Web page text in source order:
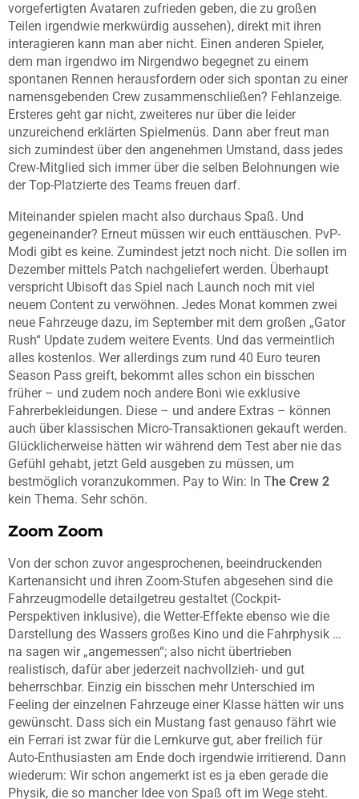
vorgefertigten Avataren zufrieden geben, die zu großen
Teilen irgendwie merkwürdig aussehen), direkt mit ihren
interagieren kann man aber nicht. Einen anderen Spieler,
dem man irgendwo im Nirgendwo begegnet zu einem
spontanen Rennen herausfordern oder sich spontan zu einer
namensgebenden Crew zusammenschließen? Fehlanzeige.
Ersteres geht gar nicht, zweiteres nur über die leider
unzureichend erklärten Spielmenüs. Dann aber freut man
sich zumindest über den angenehmen Umstand, dass jedes
Crew-Mitglied sich immer über die selben Belohnungen wie
der Top-Platzierte des Teams freuen darf.
Miteinander spielen macht also durchaus Spaß. Und
gegeneinander? Erneut müssen wir euch enttäuschen. PvP-
Modi gibt es keine. Zumindest jetzt noch nicht. Die sollen im
Dezember mittels Patch nachgeliefert werden. Überhaupt
verspricht Ubisoft das Spiel nach Launch noch mit viel
neuem Content zu verwöhnen. Jedes Monat kommen zwei
neue Fahrzeuge dazu, im September mit dem großen „Gator
Rush“ Update zudem weitere Events. Und das vermeintlich
alles kostenlos. Wer allerdings zum rund 40 Euro teuren
Season Pass greift, bekommt alles schon ein bisschen
früher – und zudem noch andere Boni wie exklusive
Fahrerbekleidungen. Diese – und andere Extras – können
auch über klassischen Micro-Transaktionen gekauft werden.
Glücklicherweise hätten wir während dem Test aber nie das
Gefühl gehabt, jetzt Geld ausgeben zu müssen, um
bestmöglich voranzukommen. Pay to Win: In The Crew 2
kein Thema. Sehr schön.
Zoom Zoom
Von der schon zuvor angesprochenen, beeindruckenden
Kartenansicht und ihren Zoom-Stufen abgesehen sind die
Fahrzeugmodelle detailgetreu gestaltet (Cockpit-
Perspektiven inklusive), die Wetter-Effekte ebenso wie die
Darstellung des Wassers großes Kino und die Fahrphysik …
na sagen wir „angemessen“; also nicht übertrieben
realistisch, dafür aber jederzeit nachvollzieh- und gut
beherrschbar. Einzig ein bisschen mehr Unterschied im
Feeling der einzelnen Fahrzeuge einer Klasse hätten wir uns
gewünscht. Dass sich ein Mustang fast genauso fährt wie
ein Ferrari ist zwar für die Lernkurve gut, aber freilich für
Auto-Enthusiasten am Ende doch irgendwie irritierend. Dann
wiederum: Wir schon angemerkt ist es ja eben gerade die
Physik, die so mancher Idee von Spaß oft im Wege steht.